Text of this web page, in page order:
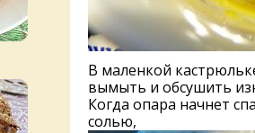
В маленкой
вымыть и обсушить
Когда опара начнет
солью,